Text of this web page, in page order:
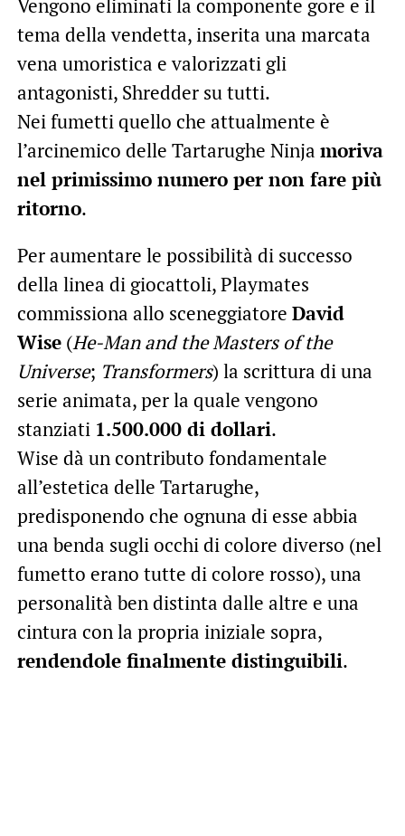
Vengono eliminati la componente gore e il
tema della vendetta, inserita una marcata
vena umoristica e valorizzati gli
antagonisti, Shredder su tutti.
Nei fumetti quello che attualmente è
l’arcinemico delle Tartarughe Ninja moriva
nel primissimo numero per non fare più
ritorno.
Per aumentare le possibilità di successo
della linea di giocattoli, Playmates
commissiona allo sceneggiatore David
Wise(He-Man and the Masters of the
Universe; Transformers) la scrittura di una
serie animata, per la quale vengono
stanziati 1.500.000 di dollari.
Wise dà un contributo fondamentale
all’estetica delle Tartarughe,
predisponendo che ognuna di esse abbia
una benda sugli occhi di colore diverso (nel
fumetto erano tutte di colore rosso), una
personalità ben distinta dalle altre e una
cintura con la propria iniziale sopra,
rendendole finalmente distinguibili.